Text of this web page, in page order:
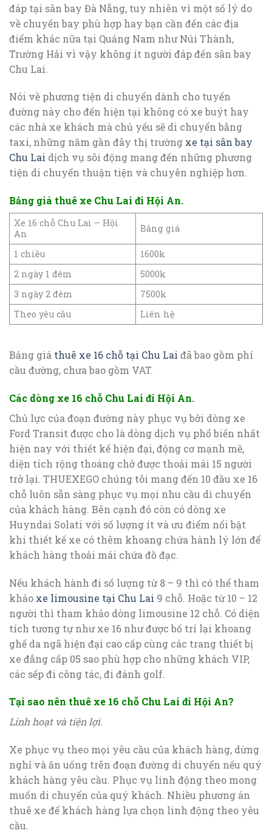
đáp tại sân bay Đà Nẵng, tuy nhiên vì một số lý do
về chuyến bay phù hợp hay bạn cần đến các địa
điểm khác nữa tại Quảng Nam như Núi Thành,
Trường Hải vì vậy không ít người đáp đến sân bay
Chu Lai.
Nói về phương tiện di chuyển dành cho tuyến
đường này cho đến hiện tại không có xe buýt hay
các nhà xe khách mà chủ yếu sẽ di chuyển bằng
taxi, những năm gần đây thị trường xe tại sân bay
Chu Lai dịch vụ sôi động mang đến những phương
tiện di chuyển thuận tiện và chuyên nghiệp hơn.
Bảng giá thuê xe Chu Lai đi Hội An.
Xe 16 chỗ Chu Lai – Hội
An
Bảng giá
1 chiều
1600k
2 ngày 1 đêm
5000k
3 ngày 2 đêm
7500k
Theo yêu cầu
Liên hệ
Bảng giá thuê xe 16 chỗ tại Chu Lai đã bao gồm phí
cầu đường, chưa bao gồm VAT.
Các dòng xe 16 chỗ Chu Lai đi Hội An.
Chủ lực của đoạn đường này phục vụ bởi dòng xe
Ford Transit được cho là dòng dịch vụ phổ biến nhất
hiện nay với thiết kế hiện đại, động cơ mạnh mẽ,
diện tích rộng thoáng chở được thoải mái 15 người
trở lại. THUEXEGO chúng tôi mang đến 10 đầu xe 16
chỗ luôn sẵn sàng phục vụ mọi nhu cầu di chuyển
của khách hàng. Bên cạnh đó còn có dòng xe
Huyndai Solati với số lượng ít và ưu điểm nổi bật
khi thiết kế xe có thêm khoang chứa hành lý lớn để
khách hàng thoải mái chứa đồ đạc.
Nếu khách hành đi số lượng từ 8 – 9 thì có thể tham
khảo xe limousine tại Chu Lai 9 chỗ. Hoặc từ 10 – 12
người thì tham khảo dòng limousine 12 chỗ. Có diện
tích tương tự như xe 16 như được bố trí lại khoang
ghế da ngã hiện đại cao cấp cùng các trang thiết bị
xe đẳng cấp 05 sao phù hợp cho những khách VIP,
các sếp đi công tác, đi đánh golf.
Tại sao nên thuê xe 16 chỗ Chu Lai đi Hội An?
Linh hoạt và tiện lợi.
Xe phục vụ theo mọi yêu cầu của khách hàng, dừng
nghỉ và ăn uống trên đoạn đường di chuyển nếu quý
khách hàng yêu cầu. Phục vụ linh động theo mong
muốn di chuyển của quý khách. Nhiều phương án
thuê xe để khách hàng lựa chọn linh động theo yêu
cầu.